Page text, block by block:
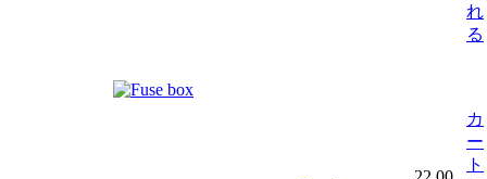
れ
る
カ
ー
ト